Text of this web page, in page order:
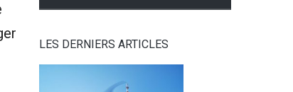
LES DERNIERS ARTICLES